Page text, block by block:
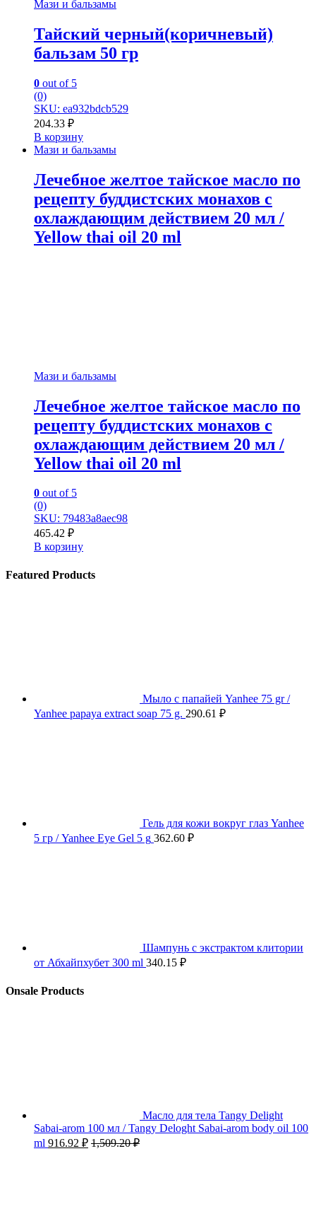
Мази и бальзамы
Тайский черный(коричневый)
бальзам 50 гр
0 out of 5
(0)
SKU: ea932bdcb529
204.33 ₽
В корзину
Мази и бальзамы
Лечебное желтое тайское масло по
рецепту буддистских монахов с
охлаждающим действием 20 мл /
Yellow thai oil 20 ml
Мази и бальзамы
Лечебное желтое тайское масло по
рецепту буддистских монахов с
охлаждающим действием 20 мл /
Yellow thai oil 20 ml
0 out of 5
(0)
SKU: 79483a8aec98
465.42 ₽
В корзину
Featured Products
Мыло с папайей Yanhee 75 gr /
Yanhee papaya extract soap 75 g. 290.61 ₽
Гель для кожи вокруг глаз Yanhee
5 гр / Yanhee Eye Gel 5 g 362.60 ₽
Шампунь с экстрактом клитории
от Абхайпхубет 300 ml 340.15 ₽
Onsale Products
Масло для тела Tangy Delight
Sabai-arom 100 мл / Tangy Deloght Sabai-arom body oil 100
ml 916.92 ₽ 1,509.20₽